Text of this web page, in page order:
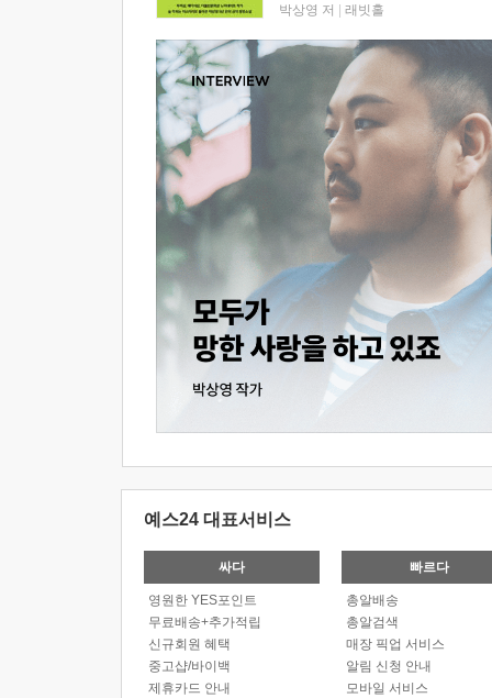
박상영 저 래빗홀
예스24 대표서비스
싸다
영원한 YES포인트
무료배송+추가적립
신규회원 혜택
중고샵/바이백
제휴카드 안내
빠르다
총알배송
총알검색
매장 픽업 서비스
알림 신청 안내
모바일 서비스